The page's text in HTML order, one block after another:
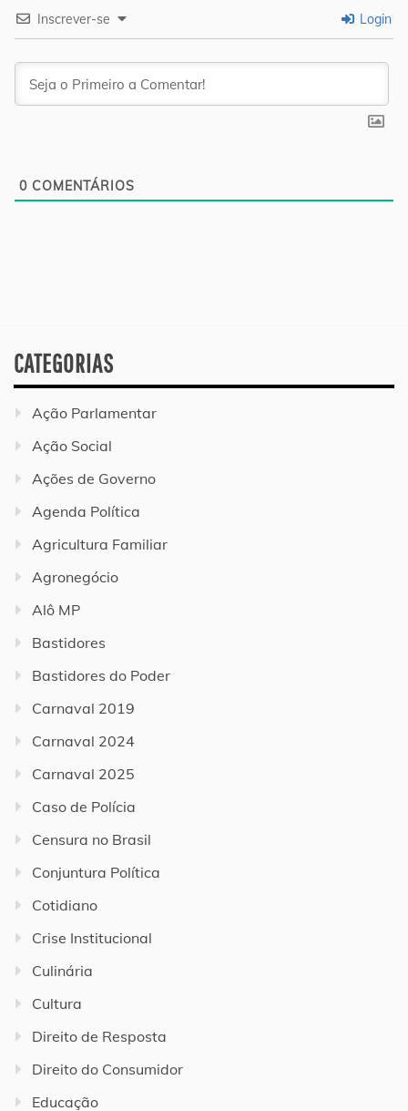
Inscrever-se Login
0 COMENTÁRIOS
CATEGORIAS
Ação Parlamentar
Ação Social
Ações de Governo
Agenda Política
Agricultura Familiar
Agronegócio
Alô MP
Bastidores
Bastidores do Poder
Carnaval 2019
Carnaval 2024
Carnaval 2025
Caso de Polícia
Censura no Brasil
Conjuntura Política
Cotidiano
Crise Institucional
Culinária
Cultura
Direito de Resposta
Direito do Consumidor
Educação